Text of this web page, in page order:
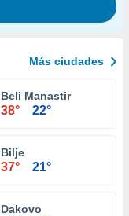
Más ciudades
Beli Manastir
38° 22°
Bilje
37° 21°
Dakovo